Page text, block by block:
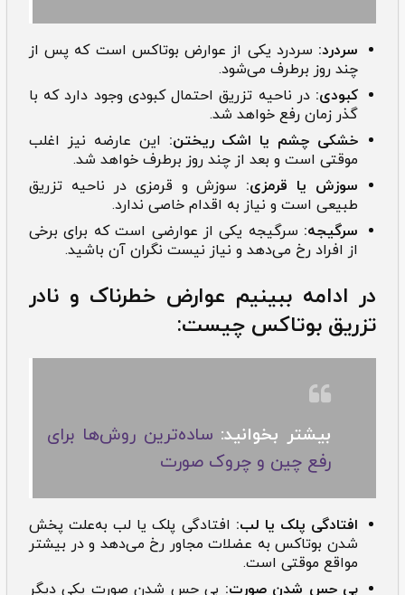
سردرد: سردرد یکی از عوارض بوتاکس است که پس از
چند روز برطرف می‌شود.
کبودی: در ناحیه تزریق احتمال کبودی وجود دارد که با
گذر زمان رفع خواهد شد.
خشکی چشم یا اشک ریختن: این عارضه نیز اغلب
موقتی است و بعد از چند روز برطرف خواهد شد.
سوزش یا قرمزی: سوزش و قرمزی در ناحیه تزریق
طبیعی است و نیاز به اقدام خاصی ندارد.
سرگیجه: سرگیجه یکی از عوارضی است که برای برخی
از افراد رخ می‌دهد و نیاز نیست نگران آن باشید.
در ادامه ببینیم عوارض خطرناک و نادر
تزریق بوتاکس چیست:
بیشتر بخوانید: ساده‌ترین روش‌ها برای
رفع چین و چروک صورت
افتادگی پلک یا لب: افتادگی پلک یا لب به‌علت پخش
شدن بوتاکس به عضلات مجاور رخ می‌دهد و در بیشتر
مواقع موقتی است.
بی حس شدن صورت: بی حس شدن صورت یکی دیگر